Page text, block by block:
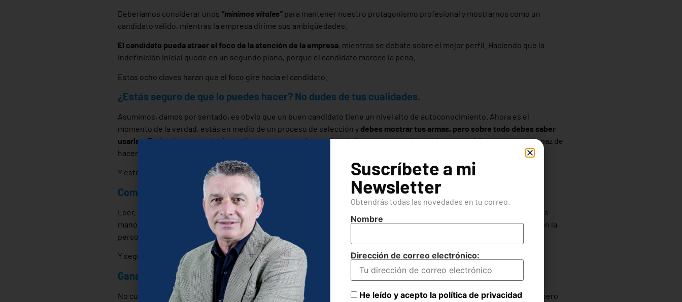
Deberíamos considerar unos “mínimos vitales” para mantener nuestro protagonismo profesional y mostrarnos como un
candidato válido, mientras la empresa dirime sus ambigüedades.
El candidato pueda atraer el foco de la atención de la empresa, mientras se debate sobre el mejor perfil. Haciendo que la
indefinición inicial quede en un segundo plano, porque el candidato merece la pena.
Estas ocho claves harán que el foco gire hacia el candidato.
¿Estás seguro de que lo puedes hacer? No dudes de tus cualidades.
Asumimos, damos por sentado, es obvio que un buen candidato tiene un nivel alto de autoconocimiento. Ahora es el
momento de la verdad, estás en medio de un proceso de selección y debes mostrar tus armas, pero sobre todo debes saber
usarlas. Entiende que se alguien te llama para entrevistarte lo más importante que le puedes transmitir es que serás capaz de
hacer lo que ellos necesitan.
Y esto necesitarás decírselo a alguien…
Comunicación ¿Sabes escuchar?
Leer, hablar, escuchar, modular tu voz -Variar con fines armónicos las cualidades del sonido en el habla- sonreír, mover tus
manos, etc. Pero no solo eso, además tu mensaje debe ser coherente: Contigo, con el puesto que quieres conseguir y con la
persona que habla contigo.¡Aprende a comunicar por favor!
Y seguramente no solo necesitarás aprender a comunicar…
Ganas de Aprender ¿Estás cansado, ya lo sabes todo?
No cuentes batallas pasadas, debes mirar hacía el futuro, ya sabemos que tu experiencia cuenta –porque la tienes o no- pero
Suscríbete a mi
Newsletter
Obtendrás todas las novedades en tu correo.
Nombre
Dirección de correo electrónico:
He leído y acepto la política de privacidad